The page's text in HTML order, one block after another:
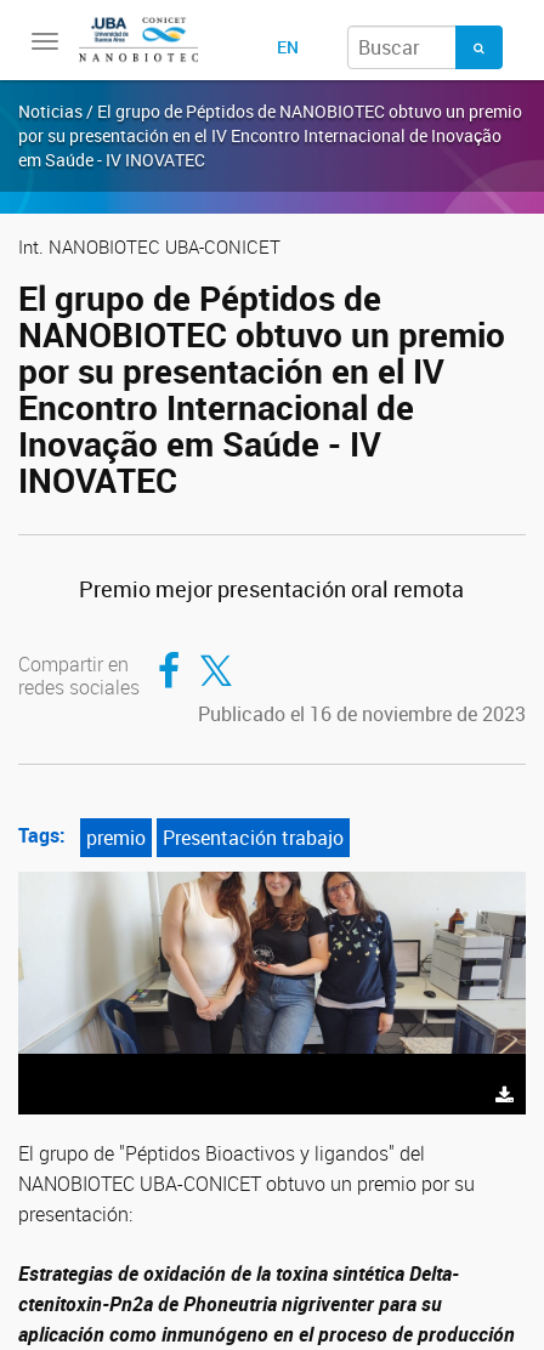
Toggle
navigation
EN
Noticias / El grupo de Péptidos de NANOBIOTEC obtuvo un premio
por su presentación en el IV Encontro Internacional de Inovação
em Saúde - IV INOVATEC
Int. NANOBIOTEC UBA-CONICET
El grupo de Péptidos de
NANOBIOTEC obtuvo un premio
por su presentación en el IV
Encontro Internacional de
Inovação em Saúde - IV
INOVATEC
Premio mejor presentación oral remota
Compartir en
redes sociales
Compartir en Facebook
Compartir en Twitter
Publicado el 16 de noviembre de 2023
Tags: premio Presentación trabajo
El grupo de "Péptidos Bioactivos y ligandos" del
NANOBIOTEC UBA-CONICET obtuvo un premio por su
presentación:
Estrategias de oxidación de la toxina sintética Delta-
ctenitoxin-Pn2a de Phoneutria nigriventer para su
aplicación como inmunógeno en el proceso de producción